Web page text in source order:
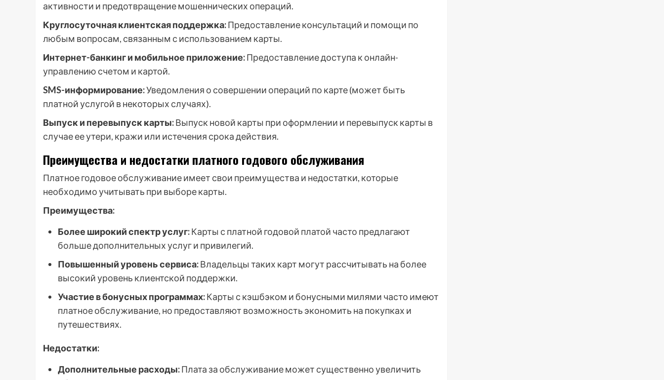
активности и предотвращение мошеннических операций.
Круглосуточная клиентская поддержка:Предоставление консультаций и помощи по
любым вопросам, связанным с использованием карты.
Интернет-банкинг и мобильное приложение:Предоставление доступа к онлайн-
управлению счетом и картой.
SMS-информирование:Уведомления о совершении операций по карте (может быть
платной услугой в некоторых случаях).
Выпуск и перевыпуск карты:Выпуск новой карты при оформлении и перевыпуск карты в
случае ее утери, кражи или истечения срока действия.
Преимущества и недостатки платного годового обслуживания
Платное годовое обслуживание имеет свои преимущества и недостатки, которые
необходимо учитывать при выборе карты.
Преимущества:
Более широкий спектр услуг:Карты с платной годовой платой часто предлагают
больше дополнительных услуг и привилегий.
Повышенный уровень сервиса:Владельцы таких карт могут рассчитывать на более
высокий уровень клиентской поддержки.
Участие в бонусных программах:Карты с кэшбэком и бонусными милями часто имеют
платное обслуживание, но предоставляют возможность экономить на покупках и
путешествиях.
Недостатки:
Дополнительные расходы:Плата за обслуживание может существенно увеличить